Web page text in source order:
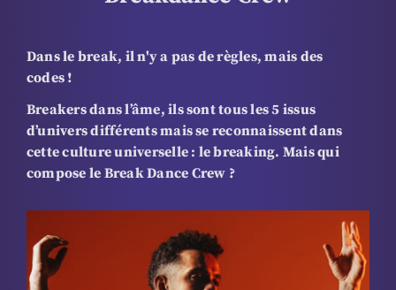
Dans le break, il n'y a pas de règles, mais des
codes !
Breakers dans l’âme, ils sont tous les 5 issus
d’univers différents mais se reconnaissent dans
cette culture universelle : le breaking. Mais qui
compose le Break Dance Crew ?